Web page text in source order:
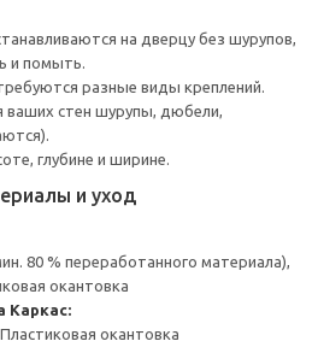
на дверцу без шурупов,
и помыть.
разные виды креплений.
стен шурупы, дюбели,
глубине и ширине.
и уход
80 % переработанного материала),
окантовка
Каркас:
окантовка